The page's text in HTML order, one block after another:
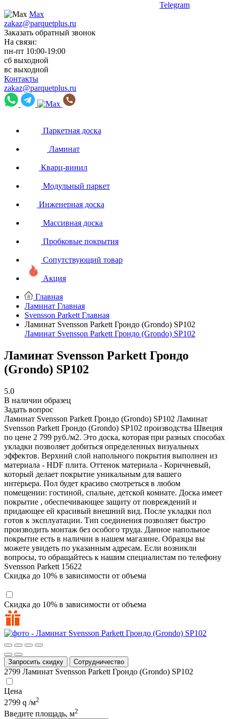
Telegram
Max
zakaz@parquetplus.ru
Заказать обратный звонок
На связи:
пн-пт 10:00-19:00
сб выходной
вс выходной
Контакты
zakaz@parquetplus.ru
Паркетная доска
Ламинат
Кварц-винил
Модульный паркет
Инженерная доска
Массивная доска
Пробковые покрытия
Сопутствующий товар
Акция
Главная
Ламинат Главная
Svensson Parkett Главная
Ламинат Svensson Parkett Грондо (Grondo) SP102
Ламинат Svensson Parkett Грондо (Grondo) SP102
Ламинат Svensson Parkett Грондо
(Grondo) SP102
5.0
В наличии образец
Задать вопрос
Ламинат Svensson Parkett Грондо (Grondo) SP102 Ламинат
Svensson Parkett Грондо (Grondo) SP102 производства Швеция
по цене 2 799 руб./м2. Это доска, которая при разных способах
укладки позволяет добиться определенных визуальных
эффектов. Верхний слой напольного покрытия выполнен из
материала - HDF плита. Оттенок материала - Коричневый,
который делает покрытие уникальным для вашего
интерьера. Пол будет красиво смотреться в любом
помещении: гостиной, спальне, детской комнате. Доска имеет
покрытие , обеспечивающее защиту от повреждений и
придающее ей красивый внешний вид. После укладки пол
готов к эксплуатации. Тип соединения позволяет быстро
производить монтаж без особого труда. Данное напольное
покрытие есть в наличии в нашем магазине. Образцы вы
можете увидеть по указанным адресам. Если возникли
вопросы, то обращайтесь к нашим специалистам по телефону
Svensson Parkett 15622
Скидка до 10% в зависимости от объема
Скидка до 10% в зависимости от объема
Запросить скидку Сотрудничество
2799 Ламинат Svensson Parkett Грондо (Grondo) SP102
Цена
2799
/м2
Введите площадь, м2